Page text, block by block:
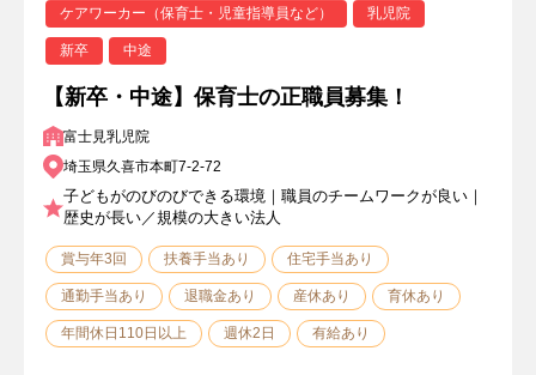
ケアワーカー（保育士・児童指導員など） 乳児院
新卒 中途
【新卒・中途】保育士の正職員募集！
富士見乳児院
埼玉県久喜市本町7-2-72
子どもがのびのびできる環境｜職員のチームワークが良い｜
歴史が長い／規模の大きい法人
賞与年3回 扶養手当あり 住宅手当あり
通勤手当あり 退職金あり 産休あり 育休あり
年間休日110日以上 週休2日 有給あり